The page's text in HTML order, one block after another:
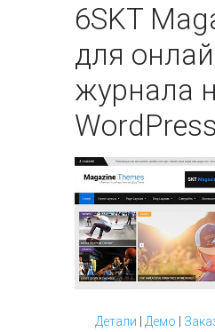
6SKT
для
журнала
WordPress
Детали Демо